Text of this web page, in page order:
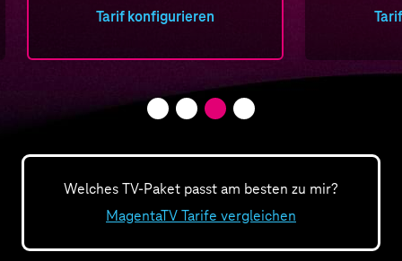
Tarif konfigurieren
Welches TV-Paket passt am besten zu mir?
MagentaTV Tarife vergleichen